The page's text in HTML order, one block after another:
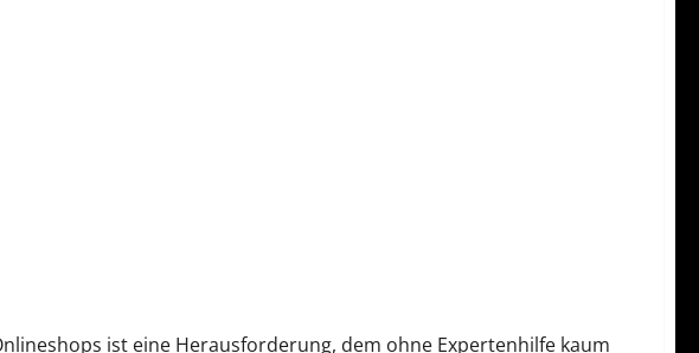
ist eine Herausforderung, dem ohne Expertenhilfe kaum